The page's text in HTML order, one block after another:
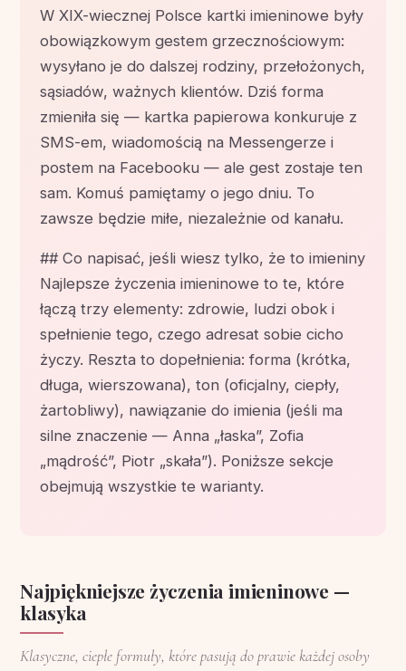
W XIX-wiecznej Polsce kartki imieninowe były
obowiązkowym gestem grzecznościowym:
wysyłano je do dalszej rodziny, przełożonych,
sąsiadów, ważnych klientów. Dziś forma
zmieniła się — kartka papierowa konkuruje z
SMS-em, wiadomością na Messengerze i
postem na Facebooku — ale gest zostaje ten
sam. Komuś pamiętamy o jego dniu. To
zawsze będzie miłe, niezależnie od kanału.
## Co napisać, jeśli wiesz tylko, że to imieniny
Najlepsze życzenia imieninowe to te, które
łączą trzy elementy: zdrowie, ludzi obok i
spełnienie tego, czego adresat sobie cicho
życzy. Reszta to dopełnienia: forma (krótka,
długa, wierszowana), ton (oficjalny, ciepły,
żartobliwy), nawiązanie do imienia (jeśli ma
silne znaczenie — Anna „łaska”, Zofia
„mądrość”, Piotr „skała”). Poniższe sekcje
obejmują wszystkie te warianty.
Najpiękniejsze życzenia imieninowe —
klasyka
Klasyczne, ciepłe formuły, które pasują do prawie każdej osoby